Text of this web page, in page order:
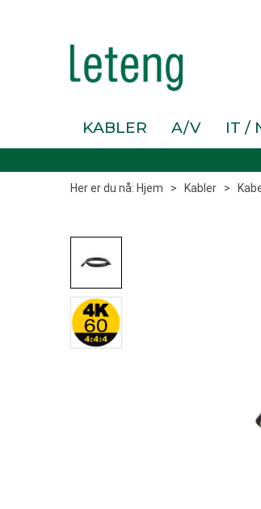
KABLER A/V IT /
Her er du nå: Hjem > Kabler >